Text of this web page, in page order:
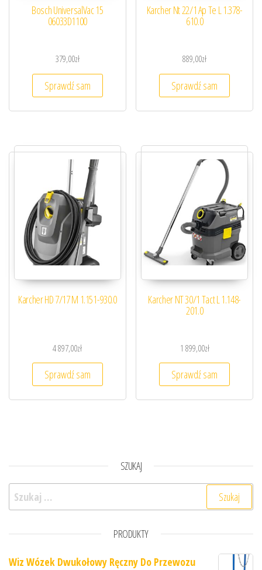
Bosch UniversalVac 15
06033D1100
379,00zł
Sprawdź sam
Karcher Nt 22/1 Ap Te L 1.378-
610.0
889,00zł
Sprawdź sam
Karcher HD 7/17 M 1.151-930.0
4 897,00zł
Sprawdź sam
Karcher NT 30/1 Tact L 1.148-
201.0
1 899,00zł
Sprawdź sam
SZUKAJ
Szukaj:
PRODUKTY
Wiz Wózek Dwukołowy Ręczny Do Przewozu